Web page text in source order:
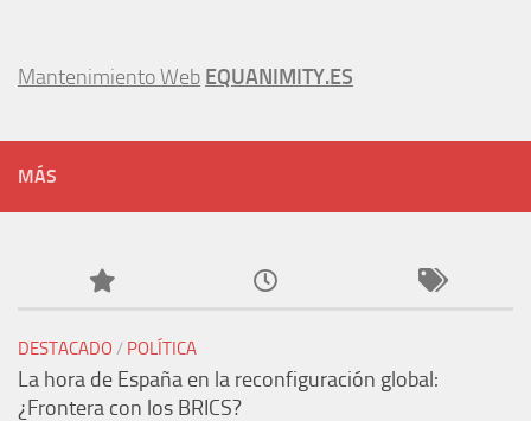
Mantenimiento Web EQUANIMITY.ES
MÁS
DESTACADO / POLÍTICA
La hora de España en la reconfiguración global:
¿Frontera con los BRICS?